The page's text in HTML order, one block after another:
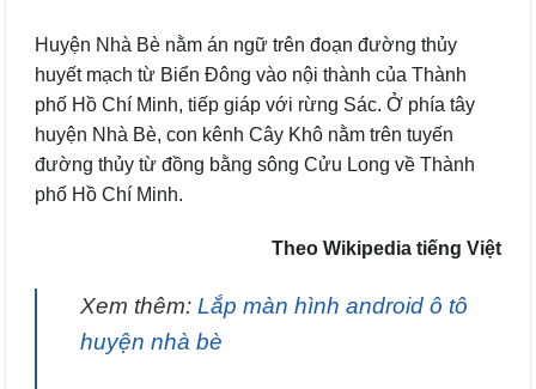
Huyện Nhà Bè nằm án ngữ trên đoạn đường thủy
huyết mạch từ Biển Đông vào nội thành của Thành
phố Hồ Chí Minh, tiếp giáp với rừng Sác. Ở phía tây
huyện Nhà Bè, con kênh Cây Khô nằm trên tuyến
đường thủy từ đồng bằng sông Cửu Long về Thành
phố Hồ Chí Minh.
Theo Wikipedia tiếng Việt
Xem thêm: Lắp màn hình android ô tô
huyện nhà bè